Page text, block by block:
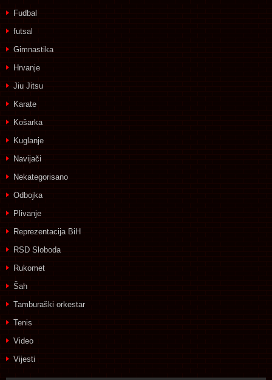
Fudbal
futsal
Gimnastika
Hrvanje
Jiu Jitsu
Karate
Košarka
Kuglanje
Navijači
Nekategorisano
Odbojka
Plivanje
Reprezentacija BiH
RSD Sloboda
Rukomet
Šah
Tamburaški orkestar
Tenis
Video
Vijesti